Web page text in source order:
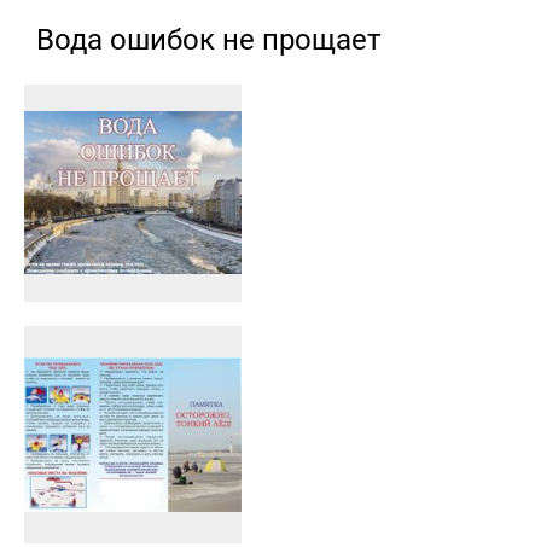
Вода ошибок не прощает